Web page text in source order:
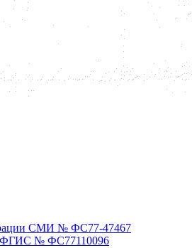
СМИ № ФС77-47467
ФГИС № ФС77110096